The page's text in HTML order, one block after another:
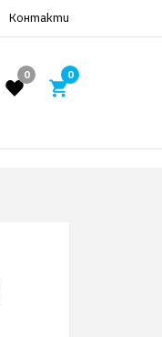
Контакти
0 0